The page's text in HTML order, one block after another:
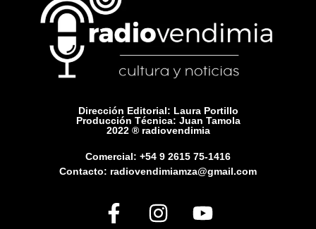
Dirección Editorial: Laura Portillo
Producción Técnica: Juan Tamola
2022 ® radiovendimia
Comercial: +54 9 2615 75-1416
Contacto: radiovendimiamza@gmail.com